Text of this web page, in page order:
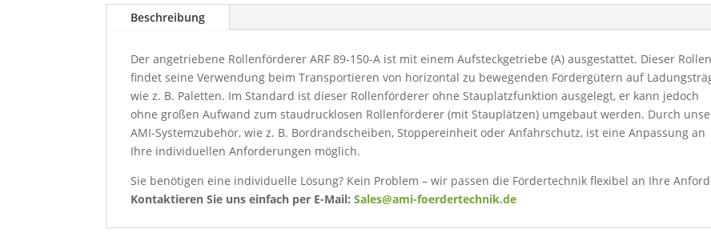
Beschreibung
Der angetriebene Rollenförderer ARF 89-150-A ist mit einem Aufsteckgetriebe (A) ausgestattet. Dieser
findet seine Verwendung beim Transportieren von horizontal zu bewegenden Fördergütern auf
wie z. B. Paletten. Im Standard ist dieser Rollenförderer ohne Stauplatzfunktion ausgelegt, er kann jedoch
ohne großen Aufwand zum staudrucklosen Rollenförderer (mit Stauplätzen) umgebaut werden. Durch
AMI-Systemzubehör, wie z. B. Bordrandscheiben, Stoppereinheit oder Anfahrschutz, ist eine Anpassung an
Ihre individuellen Anforderungen möglich.
Sie benötigen eine individuelle Lösung? Kein Problem – wir passen die Fördertechnik flexibel an Ihre
Kontaktieren Sie uns einfach per E-Mail: Sales@ami-foerdertechnik.de